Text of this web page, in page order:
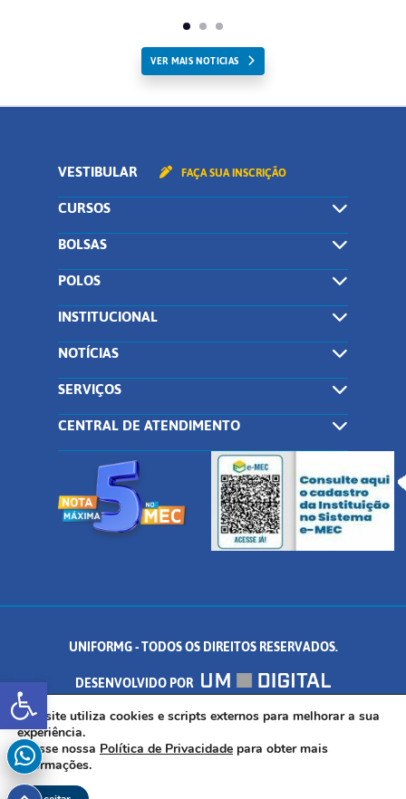
Abrir a barra de ferramentas
VER MAIS NOTICIAS
VESTIBULAR FAÇA SUA INSCRIÇÃO
CURSOS
BOLSAS
POLOS
INSTITUCIONAL
NOTÍCIAS
SERVIÇOS
CENTRAL DE ATENDIMENTO
UNIFORMG - TODOS OS DIREITOS RESERVADOS.
DESENVOLVIDO POR
AV. DR. ARNALDO DE SENNA, 328 - PALMEIRAS, FORMIGA/MG - CEP:
35.574.530
Este site utiliza cookies e scripts externos para melhorar a sua
experiência.
Acesse nossa Política de Privacidade para obter mais
informações.